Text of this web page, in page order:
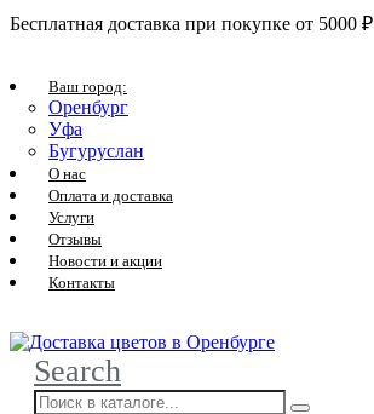
Бесплатная доставка при покупке от 5000 ₽
Ваш город:
Оренбург
Уфа
Бугуруслан
О нас
Оплата и доставка
Услуги
Отзывы
Новости и акции
Контакты
Search